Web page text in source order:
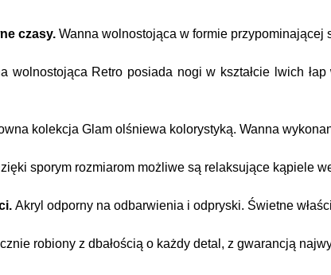
czasy. Wanna wolnostojąca w formie przypominającej
wolnostojąca Retro posiada nogi w kształcie lwich łap
kolekcja Glam olśniewa kolorystyką. Wanna
sporym rozmiarom możliwe są relaksujące kąpiele
Akryl odporny na odbarwienia i odpryski. Świetne
robiony z dbałością o każdy detal, z gwarancją